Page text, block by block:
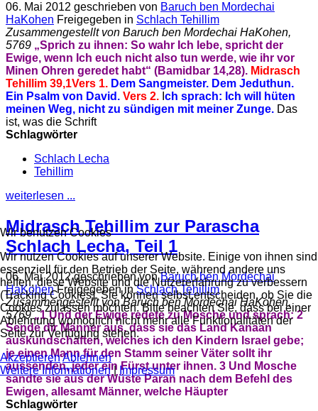
06. Mai 2012 geschrieben von Baruch ben Mordechai
HaKohen Freigegeben in Schlach Tehillim
Zusammengestellt von Baruch ben Mordechai HaKohen,
5769 „Sprich zu ihnen: So wahr Ich lebe, spricht der
Ewige, wenn Ich euch nicht also tun werde, wie ihr vor
Minen Ohren geredet habt“ (Bamidbar 14,28). Midrasch
Tehillim 39,1Vers 1. Dem Sangmeister. Dem Jeduthun.
Ein Psalm von David. Vers 2. ch sprach: Ich will hüten
meinen Weg, nicht zu sündigen mit meiner Zunge. Das
ist, was die Schrift
Schlagwörter
Schlach Lecha
Tehillim
weiterlesen ...
Midrasch Tehillim zur Parascha
Schlach Lecha, Teil 1
06. Mai 2012geschrieben von Baruch ben Mordechai
HaKohen Freigegeben in Schlach Tehillim
Zusammengestellt von Baruch ben Mordechai HaKohen,
5769 „1 Und der Ewige redete zu Mosche und sprach:2
Sende dir Männer aus, dass sie das Land Kanaan
auskundschaften, welches ich den Kindern Israel gebe;
je einen Mann für den Stamm seiner Väter sollt ihr
aussenden, jeder ein Fürst unter ihnen. 3 Und Mosche
sandte sie aus der Wüste Paran nach dem Befehl des
Ewigen, allesamt Männer, welche Häupter
Schlagwörter
Wir benutzen Cookies
Wir nutzen Cookies auf unserer Website. Einige von ihnen sind
essenziell für den Betrieb der Seite, während andere uns
helfen, diese Website und die Nutzererfahrung zu verbessern
(Tracking Cookies). Sie können selbst entscheiden, ob Sie die
Cookies zulassen möchten. Bitte beachten Sie, dass bei einer
Ablehnung womöglich nicht mehr alle Funktionalitäten der
Seite zur Verfügung stehen.
AkzeptierenAblehnen
Weitere Informationen| Impressum